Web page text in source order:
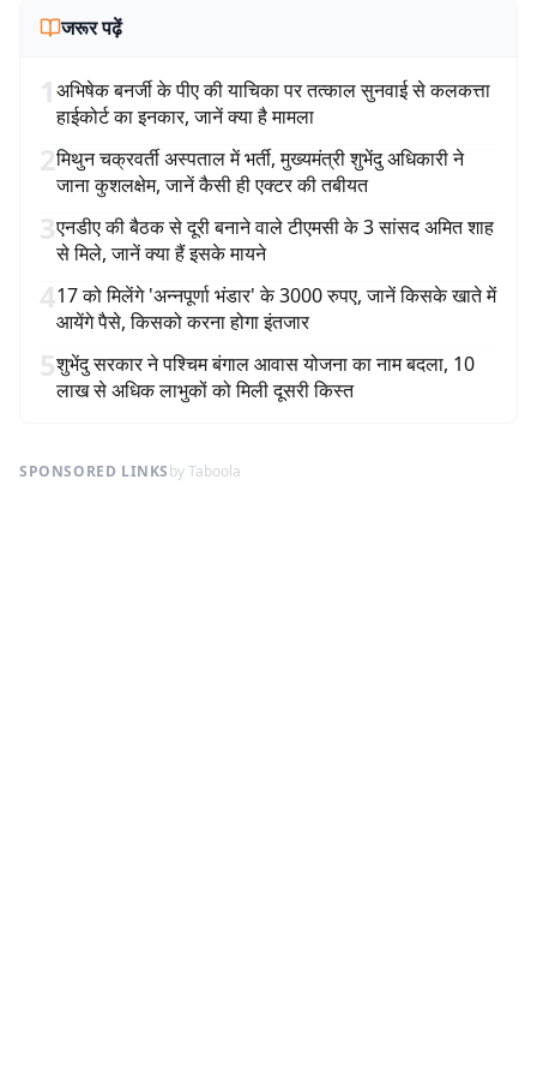
जरूर पढ़ें
1अभिषेक बनर्जी के पीए की याचिका पर तत्काल सुनवाई से कलकत्ता
हाईकोर्ट का इनकार, जानें क्या है मामला
2मिथुन चक्रवर्ती अस्पताल में भर्ती, मुख्यमंत्री शुभेंदु अधिकारी ने
जाना कुशलक्षेम, जानें कैसी ही एक्टर की तबीयत
3एनडीए की बैठक से दूरी बनाने वाले टीएमसी के 3 सांसद अमित शाह
से मिले, जानें क्या हैं इसके मायने
417 को मिलेंगे 'अन्नपूर्णा भंडार' के 3000 रुपए, जानें किसके खाते में
आयेंगे पैसे, किसको करना होगा इंतजार
5शुभेंदु सरकार ने पश्चिम बंगाल आवास योजना का नाम बदला, 10
लाख से अधिक लाभुकों को मिली दूसरी किस्त
SPONSORED LINKSby Taboola